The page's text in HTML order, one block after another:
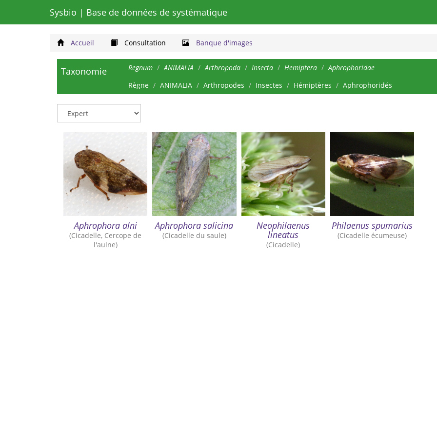
Sysbio | Base de données de systématique
Accueil Consultation Banque d'images
Taxonomie Regnum ANIMALIA Arthropoda Insecta Hemiptera
Aphrophoridae
Règne
ANIMALIA Arthropodes Insectes Hémiptères Aphrophoridés
Aphrophora alni
(Cicadelle, Cercope de
l'aulne)
Aphrophora salicina
(Cicadelle du saule)
Neophilaenus
lineatus
(Cicadelle)
Philaenus spumarius
(Cicadelle écumeuse)